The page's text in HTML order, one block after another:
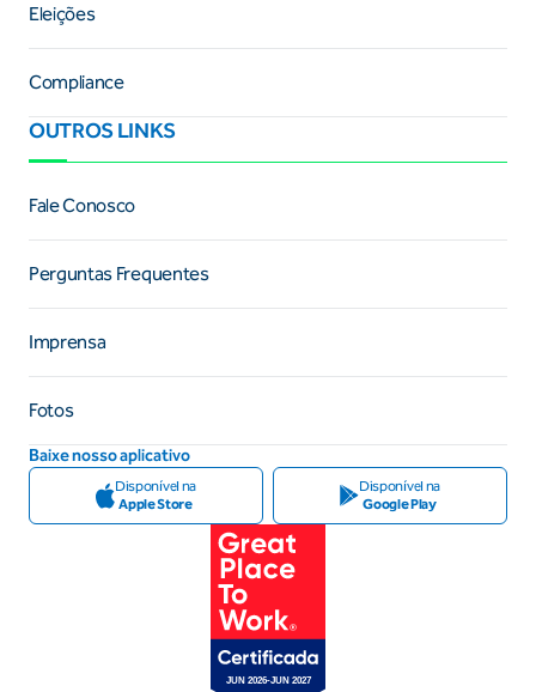
Eleições
Compliance
OUTROS LINKS
Fale Conosco
Perguntas Frequentes
Imprensa
Fotos
Baixe nosso aplicativo
Disponível na
Apple Store
Disponível na
Google Play